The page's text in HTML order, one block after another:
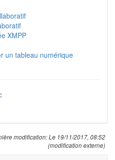
XMPP
un tableau numérique
modification:Le 19/11/2017, 08:52
(modification externe)